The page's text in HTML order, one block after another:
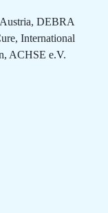
DEBRA
International
ACHSE e.V.